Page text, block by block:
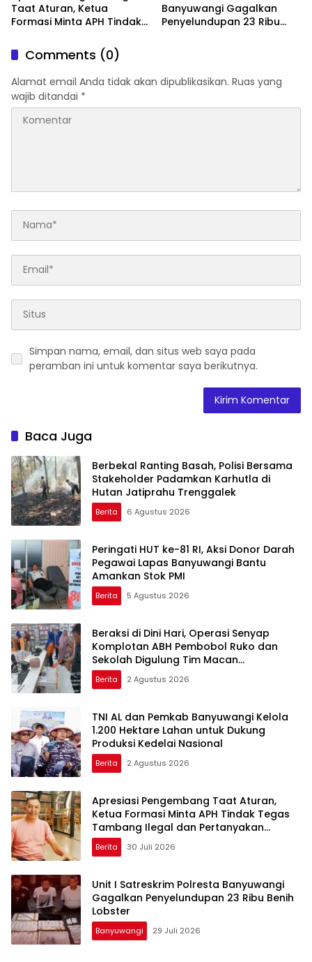
Taat Aturan, Ketua
Formasi Minta APH Tindak
Pertanyakan Perizinan di
Gambor
Banyuwangi Gagalkan
Penyelundupan 23 Ribu
Comments (0)
Alamat email Anda tidak akan dipublikasikan. Ruas yang
wajib ditandai *
Simpan nama, email, dan situs web saya pada
peramban ini untuk komentar saya berikutnya.
Baca Juga
Berbekal Ranting Basah, Polisi Bersama
Stakeholder Padamkan Karhutla di
Hutan Jatiprahu Trenggalek
Berita 6 Agustus 2026
Peringati HUT ke-81 RI, Aksi Donor Darah
Pegawai Lapas Banyuwangi Bantu
Amankan Stok PMI
Berita 5 Agustus 2026
Beraksi di Dini Hari, Operasi Senyap
Komplotan ABH Pembobol Ruko dan
Sekolah Digulung Tim Macan
Blambangan
Berita 2 Agustus 2026
TNI AL dan Pemkab Banyuwangi Kelola
1.200 Hektare Lahan untuk Dukung
Produksi Kedelai Nasional
Berita 2 Agustus 2026
Apresiasi Pengembang Taat Aturan,
Ketua Formasi Minta APH Tindak Tegas
Tambang Ilegal dan Pertanyakan
Perizinan di Gambor
Berita 30 Juli 2026
Unit I Satreskrim Polresta Banyuwangi
Gagalkan Penyelundupan 23 Ribu Benih
Lobster
Banyuwangi 29 Juli 2026